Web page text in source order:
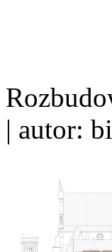
| autor: